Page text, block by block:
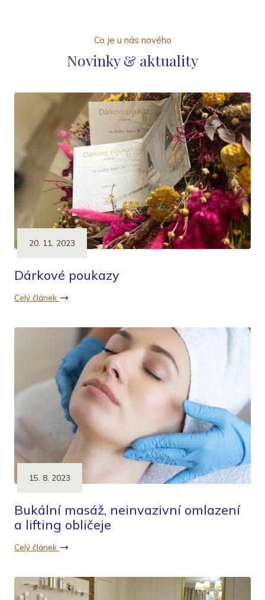
Co je u nás nového
Novinky & aktuality
20. 11. 2023
Dárkové poukazy
Celý článek
15. 8. 2023
Bukální masáž, neinvazivní omlazení
a lifting obličeje
Celý článek